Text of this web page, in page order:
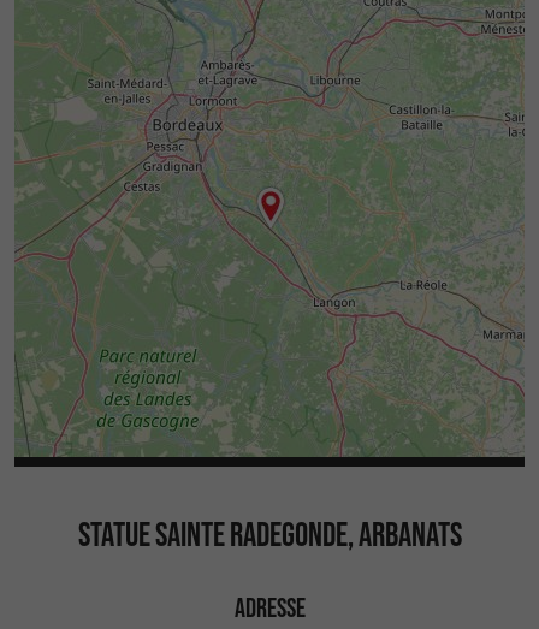
STATUE SAINTE RADEGONDE, ARBANATS
ADRESSE